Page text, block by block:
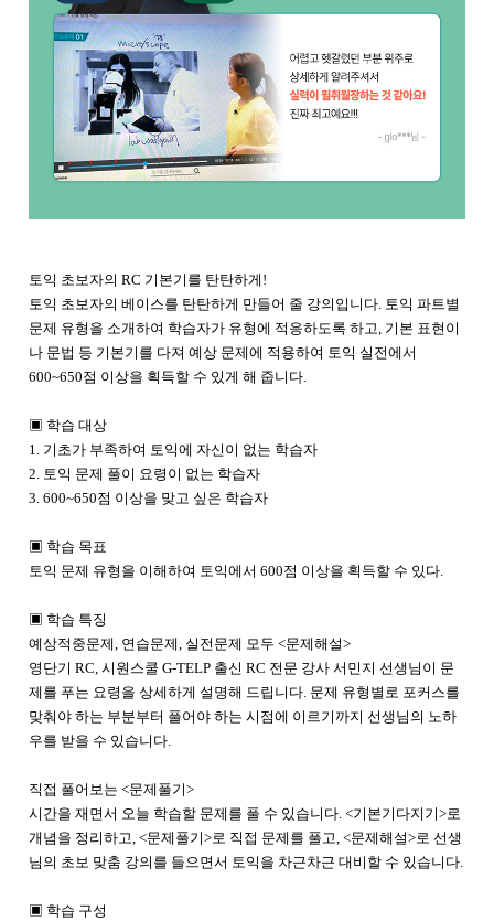
토익 초보자의 RC 기본기를 탄탄하게!
토익 초보자의 베이스를 탄탄하게 만들어 줄 강의입니다. 토익 파트별
문제 유형을 소개하여 학습자가 유형에 적응하도록 하고, 기본 표현이
나 문법 등 기본기를 다져 예상 문제에 적용하여 토익 실전에서
600~650점 이상을 획득할 수 있게 해 줍니다.
▣ 학습 대상
1. 기초가 부족하여 토익에 자신이 없는 학습자
2. 토익 문제 풀이 요령이 없는 학습자
3. 600~650점 이상을 맞고 싶은 학습자
▣ 학습 목표
토익 문제 유형을 이해하여 토익에서 600점 이상을 획득할 수 있다.
▣ 학습 특징
예상적중문제, 연습문제, 실전문제 모두 <문제해설>
영단기 RC, 시원스쿨 G-TELP 출신 RC 전문 강사 서민지 선생님이 문
제를 푸는 요령을 상세하게 설명해 드립니다. 문제 유형별로 포커스를
맞춰야 하는 부분부터 풀어야 하는 시점에 이르기까지 선생님의 노하
우를 받을 수 있습니다.
직접 풀어보는 <문제풀기>
시간을 재면서 오늘 학습할 문제를 풀 수 있습니다. <기본기다지기>로
개념을 정리하고, <문제풀기>로 직접 문제를 풀고, <문제해설>로 선생
님의 초보 맞춤 강의를 들으면서 토익을 차근차근 대비할 수 있습니다.
▣ 학습 구성